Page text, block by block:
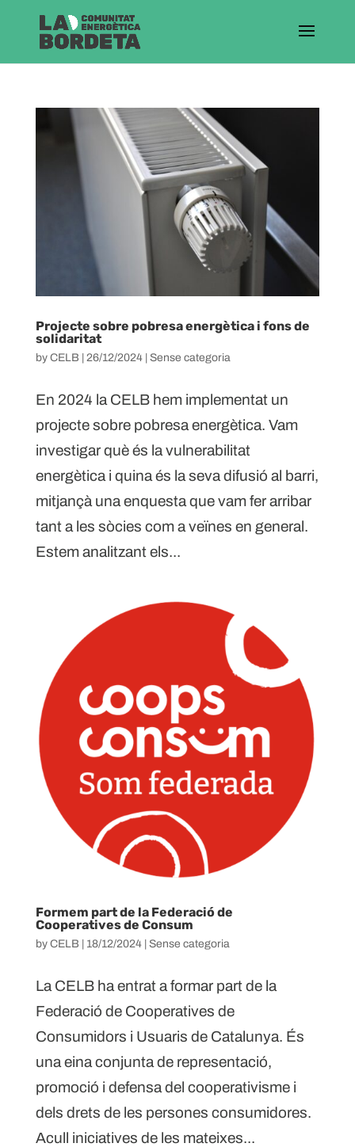
Projecte sobre pobresa energètica i fons de
solidaritat
by CELB 26/12/2024| Sense categoria
En 2024 la CELB hem implementat un
projecte sobre pobresa energètica. Vam
investigar què és la vulnerabilitat
energètica i quina és la seva difusió al barri,
mitjançà una enquesta que vam fer arribar
tant a les sòcies com a veïnes en general.
Estem analitzant els...
Formem part de la Federació de
Cooperatives de Consum
by CELB | 18/12/2024| Sense categoria
La CELB ha entrat a formar part de la
Federació de Cooperatives de
Consumidors i Usuaris de Catalunya. És
una eina conjunta de representació,
promoció i defensa del cooperativisme i
dels drets de les persones consumidores.
Acull iniciatives de les mateixes...